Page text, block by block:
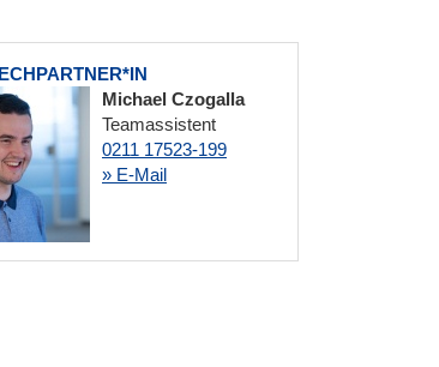
Michael Czogalla
Teamassistent
0211 17523-199
» E-Mail